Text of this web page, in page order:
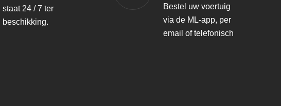
staat 24 / 7 ter
beschikking.
Bestel uw voertuig
via de ML-app, per
email of telefonisch